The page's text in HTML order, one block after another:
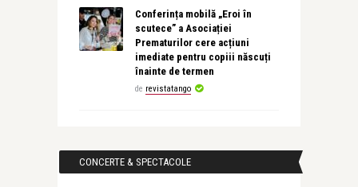
Conferința mobilă „Eroi în
scutece” a Asociației
Prematurilor cere acțiuni
imediate pentru copiii născuți
înainte de termen
de revistatango
CONCERTE & SPECTACOLE